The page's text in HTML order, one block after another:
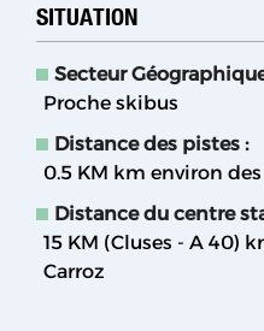
SITUATION
Secteur
Proche skibus
Distance des pistes :
0.5 KM km environ
Distance du centre
15 KM (Cluses - A 40)
Carroz